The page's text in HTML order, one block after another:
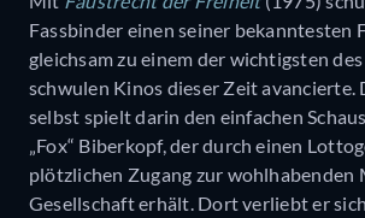
Fassbinder einen seiner bekanntesten
gleichsam zu einem der wichtigsten
schwulen Kinos dieser Zeit avancierte.
selbst spielt darin den einfachen
„Fox“ Biberkopf, der durch einen
plötzlichen Zugang zur wohlhabenden
Gesellschaft erhält. Dort verliebt er